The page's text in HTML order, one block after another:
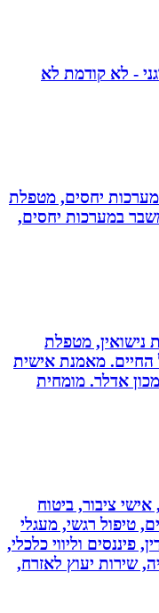
- לא קודמת לא
יחסים, מטפלת
במערכות יחסים,
מטפלת
מאמנת אישית
אדלר. מומחית
ציבור, ביטוח
טיפול רגשי, מעגלי
וליווי כלכלי,
יעוץ לאזרח,